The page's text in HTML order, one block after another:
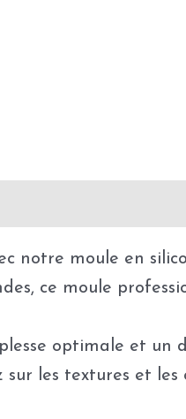
notre moule en
ce moule
optimale et
les textures et